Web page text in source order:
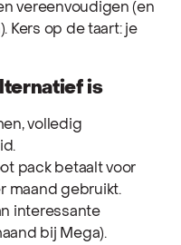
vereenvoudigen (en
Kers op de taart: je
is
volledig
pack betaalt voor
maand gebruikt.
interessante
bij Mega).